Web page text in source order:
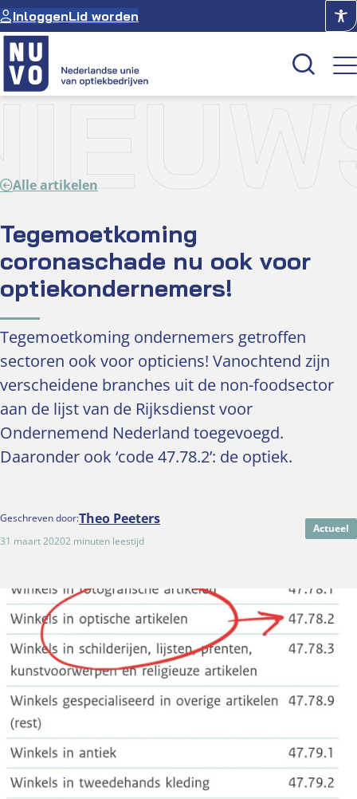
Ga
naar
de
inhoud
InloggenLid worden
Over NUVO
Optiekcentrum
Alle artikelen
Tegemoetkoming
coronaschade nu ook voor
optiekondernemers!
Tegemoetkoming ondernemers getroffen
sectoren ook voor opticiens! Vanochtend zijn
verscheidene branches uit de non-foodsector
aan de lijst van de Rijksdienst voor
Ondernemend Nederland toegevoegd.
Daaronder ook ‘code 47.78.2’: de optiek.
Geschreven door:Theo Peeters
31 maart 20202 minuten leestijd
Actueel